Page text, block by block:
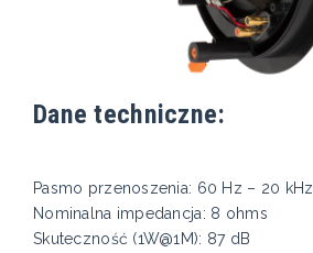
Dane techniczne:
Pasmo przenoszenia: 60 Hz – 20 kHz
Nominalna impedancja: 8 ohms
Skuteczność (1W@1M): 87 dB